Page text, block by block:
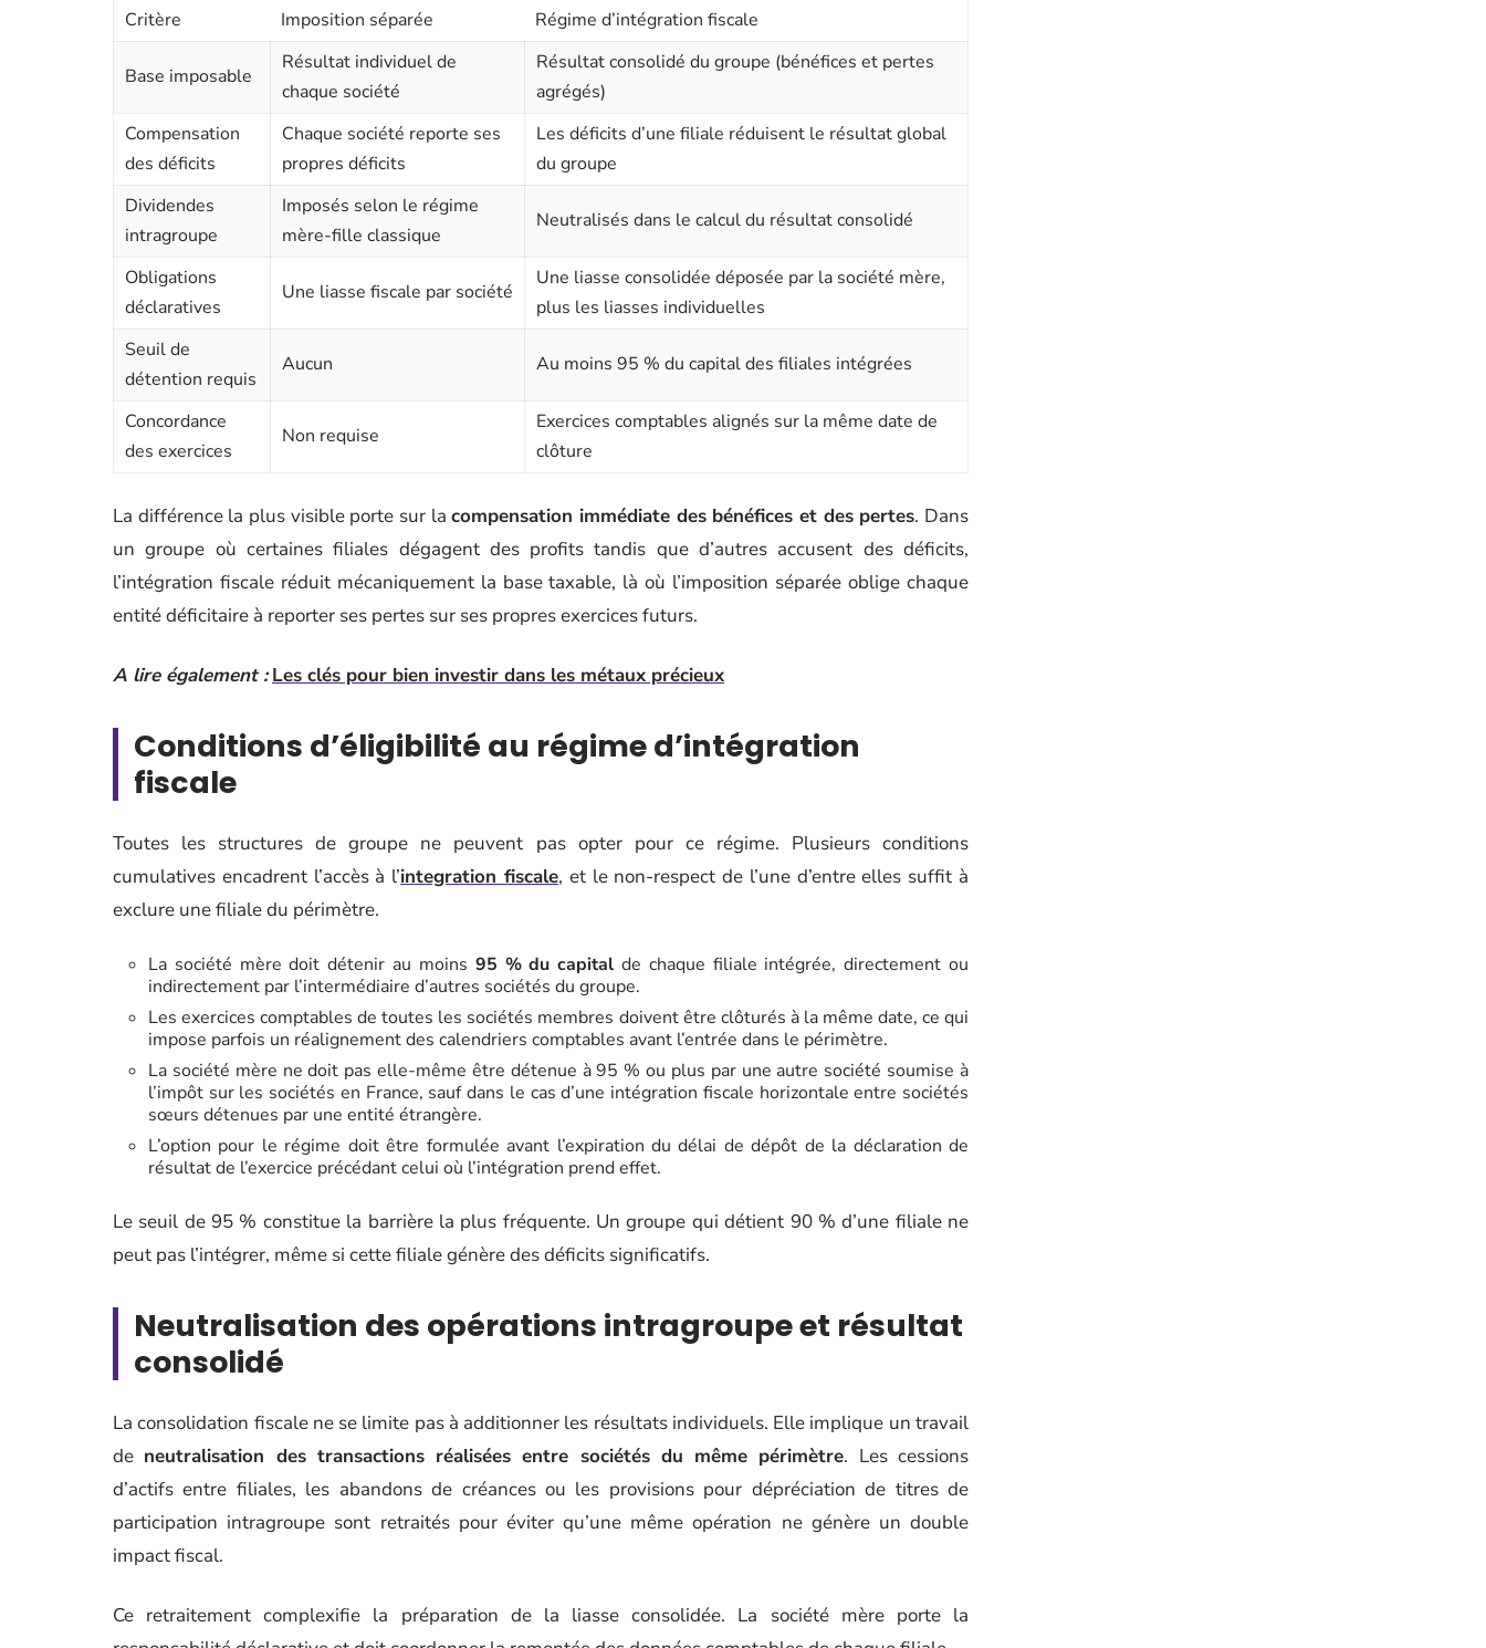
Critère Imposition séparée Régime d’intégration fiscale
Base imposable
Résultat individuel de
chaque société
Résultat consolidé du groupe (bénéfices et pertes
agrégés)
Compensation
des déficits
Chaque société reporte ses
propres déficits
Les déficits d’une filiale réduisent le résultat global
du groupe
Dividendes
intragroupe
Imposés selon le régime
mère-fille classique
Neutralisés dans le calcul du résultat consolidé
Obligations
déclaratives
Une liasse fiscale par société
Une liasse consolidée déposée par la société mère,
plus les liasses individuelles
Seuil de
détention requis
Aucun Au moins 95 % du capital des filiales intégrées
Concordance
des exercices
Non requise
Exercices comptables alignés sur la même date de
clôture
La différence la plus visible porte sur lacompensation immédiate des bénéfices et des pertes. Dans
un groupe où certaines filiales dégagent des profits tandis que d’autres accusent des déficits,
l’intégration fiscale réduit mécaniquement la base taxable, là où l’imposition séparée oblige chaque
entité déficitaire à reporter ses pertes sur ses propres exercices futurs.
A lire également : Les clés pour bien investir dans les métaux précieux
Conditions d’éligibilité au régime d’intégration
fiscale
Toutes les structures de groupe ne peuvent pas opter pour ce régime. Plusieurs conditions
cumulatives encadrent l’accès à l’integration fiscale, et le non-respect de l’une d’entre elles suffit à
exclure une filiale du périmètre.
La société mère doit détenir au moins 95 % du capital de chaque filiale intégrée, directement ou
indirectement par l’intermédiaire d’autres sociétés du groupe.
Les exercices comptables de toutes les sociétés membres doivent être clôturés à la même date, ce qui
impose parfois un réalignement des calendriers comptables avant l’entrée dans le périmètre.
La société mère ne doit pas elle-même être détenue à 95 % ou plus par une autre société soumise à
l’impôt sur les sociétés en France, sauf dans le cas d’une intégration fiscale horizontale entre sociétés
sœurs détenues par une entité étrangère.
L’option pour le régime doit être formulée avant l’expiration du délai de dépôt de la déclaration de
résultat de l’exercice précédant celui où l’intégration prend effet.
Le seuil de 95 % constitue la barrière la plus fréquente. Un groupe qui détient 90 % d’une filiale ne
peut pas l’intégrer, même si cette filiale génère des déficits significatifs.
Neutralisation des opérations intragroupe et résultat
consolidé
La consolidation fiscale ne se limite pas à additionner les résultats individuels. Elle implique un travail
de neutralisation des transactions réalisées entre sociétés du même périmètre. Les cessions
d’actifs entre filiales, les abandons de créances ou les provisions pour dépréciation de titres de
participation intragroupe sont retraités pour éviter qu’une même opération ne génère un double
impact fiscal.
Ce retraitement complexifie la préparation de la liasse consolidée. La société mère porte la